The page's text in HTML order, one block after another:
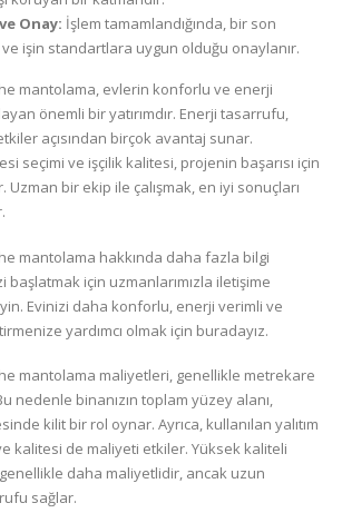
Onay: İşlem tamamlandığında, bir son
ve işin standartlara uygun olduğu onaylanır.
mantolama, evlerin konforlu ve enerji
önemli bir yatırımdır. Enerji tasarrufu,
açısından birçok avantaj sunar.
seçimi ve işçilik kalitesi, projenin başarısı için
bir ekip ile çalışmak, en iyi sonuçları
mantolama hakkında daha fazla bilgi
için uzmanlarımızla iletişime
Evinizi daha konforlu, enerji verimli ve
yardımcı olmak için buradayız.
mantolama maliyetleri, genellikle metrekare
nedenle binanızın toplam yüzey alanı,
kilit bir rol oynar. Ayrıca, kullanılan yalıtım
kalitesi de maliyeti etkiler. Yüksek kaliteli
daha maliyetlidir, ancak uzun
sağlar.